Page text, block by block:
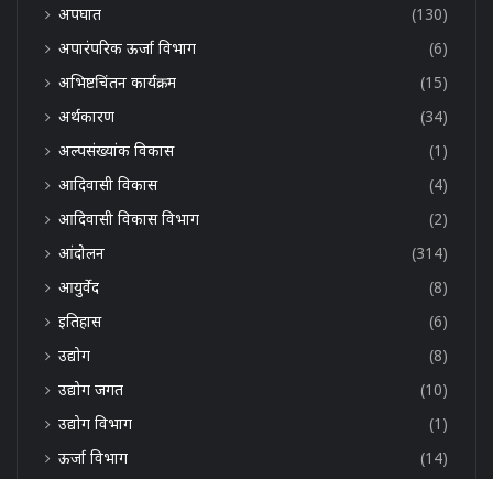
अपघात
(130)
अपारंपरिक ऊर्जा विभाग
(6)
अभिष्टचिंतन कार्यक्रम
(15)
अर्थकारण
(34)
अल्पसंख्यांक विकास
(1)
आदिवासी विकास
(4)
आदिवासी विकास विभाग
(2)
आंदोलन
(314)
आयुर्वेद
(8)
इतिहास
(6)
उद्योग
(8)
उद्योग जगत
(10)
उद्योग विभाग
(1)
ऊर्जा विभाग
(14)